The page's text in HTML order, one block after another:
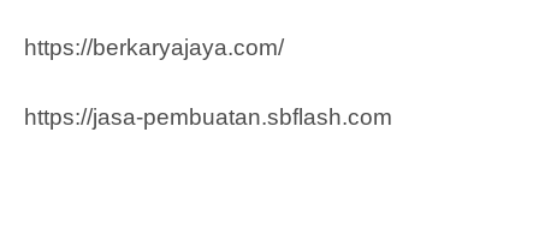
https://berkaryajaya.com/
https://jasa-pembuatan.sbflash.com